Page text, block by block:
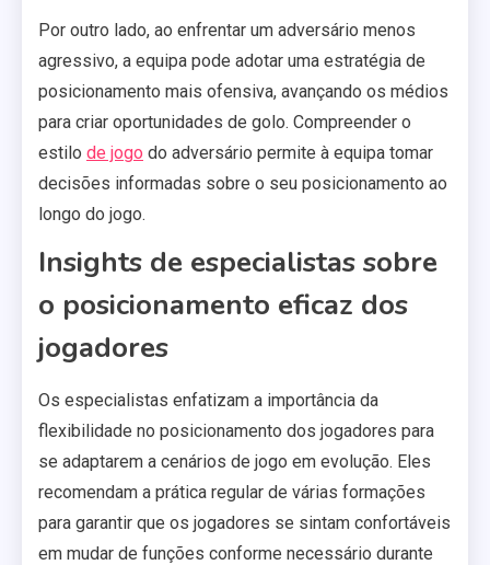
Por outro lado, ao enfrentar um adversário menos
agressivo, a equipa pode adotar uma estratégia de
posicionamento mais ofensiva, avançando os médios
para criar oportunidades de golo. Compreender o
estilo de jogo do adversário permite à equipa tomar
decisões informadas sobre o seu posicionamento ao
longo do jogo.
Insights de especialistas sobre
o posicionamento eficaz dos
jogadores
Os especialistas enfatizam a importância da
flexibilidade no posicionamento dos jogadores para
se adaptarem a cenários de jogo em evolução. Eles
recomendam a prática regular de várias formações
para garantir que os jogadores se sintam confortáveis
em mudar de funções conforme necessário durante